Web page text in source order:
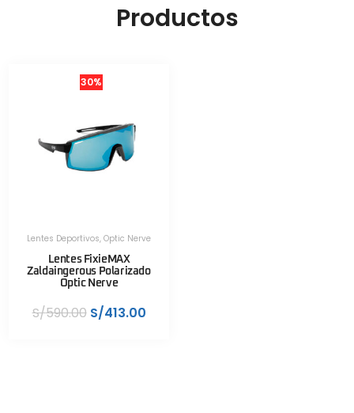
Productos
30%
Lentes Deportivos, Optic Nerve
Lentes FixieMAX
Zaldaingerous Polarizado
Optic Nerve
S/590.00 S/413.00